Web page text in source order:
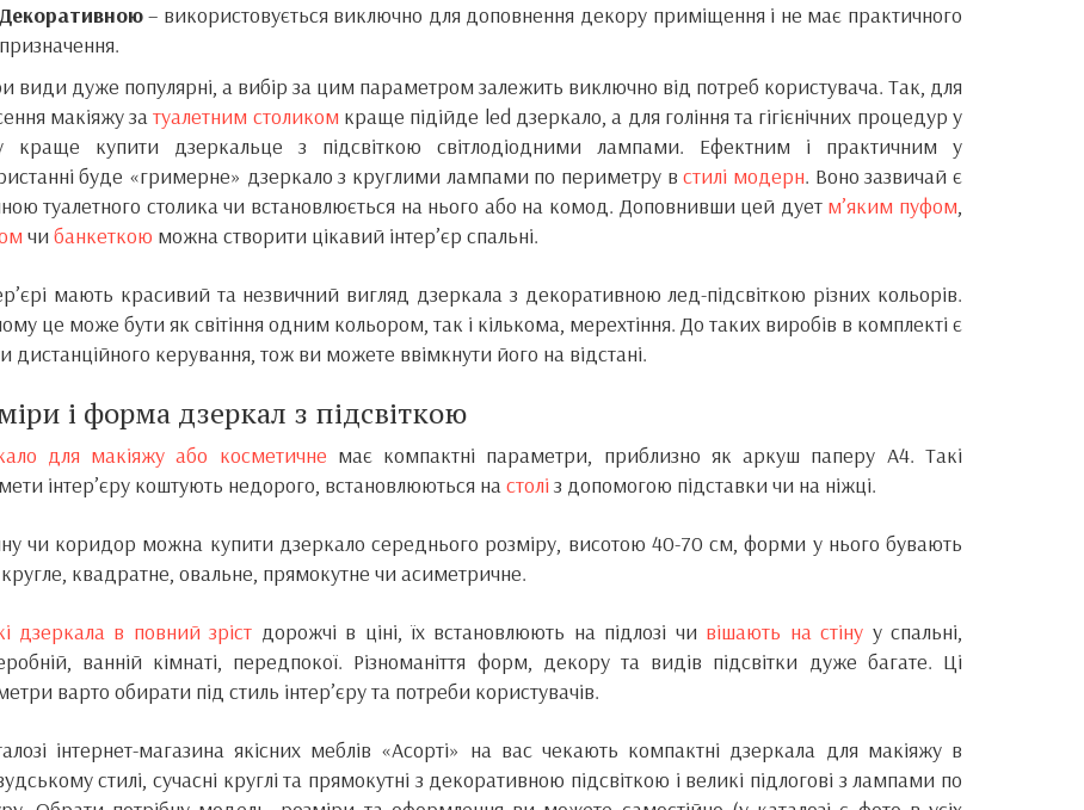
Декоративною– використовується виключно для доповнення декору приміщення і не має практичного
призначення.
види дуже популярні, а вибір за цим параметром залежить виключно від потреб користувача. Так, для
макіяжу затуалетним столиком краще підійде led дзеркало, а для гоління та гігієнічних процедур у
краще купити дзеркальце з підсвіткою світлодіодними лампами. Ефектним і практичним у
буде «гримерне» дзеркало з круглими лампами по периметру встилі модерн. Воно зазвичай є
туалетного столика чи встановлюється на нього або на комод. Доповнивши цей дует м’яким пуфом,
чи банкеткою можна створити цікавий інтер’єр спальні.
мають красивий та незвичний вигляд дзеркала з декоративною лед-підсвіткою різних кольорів.
це може бути як світіння одним кольором, так і кількома, мерехтіння. До таких виробів в комплекті є
дистанційного керування, тож ви можете ввімкнути його на відстані.
і форма дзеркал з підсвіткою
для макіяжу або косметичне має компактні параметри, приблизно як аркуш паперу А4. Такі
інтер’єру коштують недорого, встановлюються настолі з допомогою підставки чи на ніжці.
чи коридор можна купити дзеркало середнього розміру, висотою 40-70 см, форми у нього бувають
кругле, квадратне, овальне, прямокутне чи асиметричне.
дзеркала в повний зріст дорожчі в ціні, їх встановлюють на підлозі чи вішають на стіну у спальні,
ванній кімнаті, передпокої. Різноманіття форм, декору та видів підсвітки дуже багате. Ці
варто обирати під стиль інтер’єру та потреби користувачів.
інтернет-магазина якісних меблів «Асорті» на вас чекають компактні дзеркала для макіяжу в
стилі, сучасні круглі та прямокутні з декоративною підсвіткою і великі підлогові з лампами по